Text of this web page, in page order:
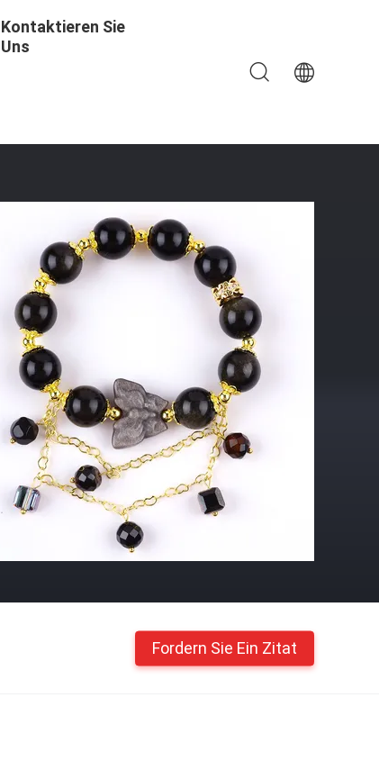
Kontaktieren Sie
Uns
Fordern Sie Ein Zitat